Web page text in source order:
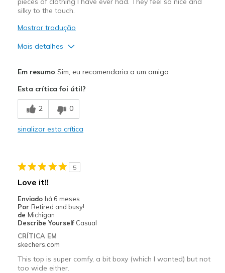
silky to the touch.
Mostrar tradução
Mais detalhes
Breathe Well
Comfortable
Travel
Width
Sizing
View On Shoes
I'm Really Into Shoes
Em resumo Sim, eu recomendaria a um amigo
Esta crítica foi útil?
2 0
sinalizar esta crítica
5
Love it!!
Enviado há 6 meses
Por Retired and busy!
de Michigan
Describe Yourself Casual
CRÍTICA EM
skechers.com
This top is super comfy, a bit boxy (which I wanted) but not
too wide either.